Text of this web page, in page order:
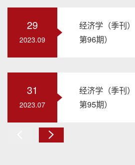
29
2023.09
经济学（季刊
第96期）
31
2023.07
经济学（季刊
第95期）
下